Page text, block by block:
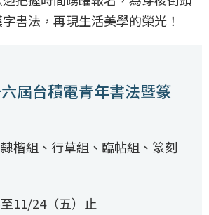
書法，再現生活美學的榮光！
屆台積電青年書法暨篆
楷組、行草組、臨帖組、篆刻
11/24（五）止